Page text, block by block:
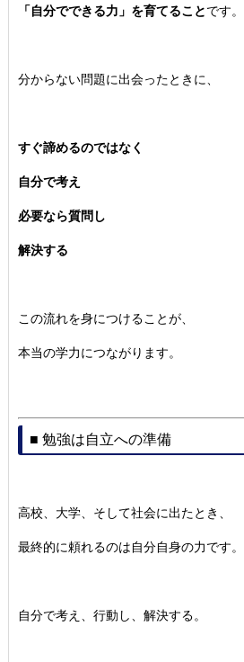
「自分でできる力」を育てることです。
分からない問題に出会ったときに、
すぐ諦めるのではなく
自分で考え
必要なら質問し
解決する
この流れを身につけることが、
本当の学力につながります。
■ 勉強は自立への準備
高校、大学、そして社会に出たとき、
最終的に頼れるのは自分自身の力です。
自分で考え、行動し、解決する。